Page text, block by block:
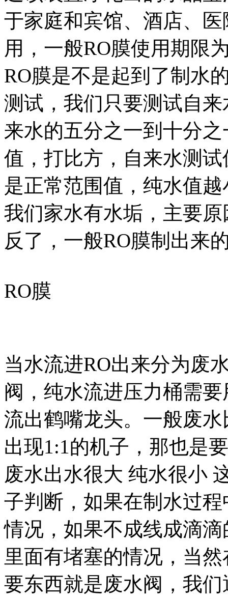
于家庭和宾馆、酒店、
用，一般RO膜使用期限
RO膜是不是起到了制水
测试，我们只要测试自
来水的五分之一到十分
值，打比方，自来水测
是正常范围值，纯水值
我们家水有水垢，主要
反了，一般RO膜制出来
RO膜
当水流进RO出来分为废
阀，纯水流进压力桶需
流出鹤嘴龙头。一般废
出现1:1的机子，那也是
废水出水很大 纯水很小
子判断，如果在制水过
情况，如果不成线成滴
里面有堵塞的情况，当
要东西就是废水阀，我